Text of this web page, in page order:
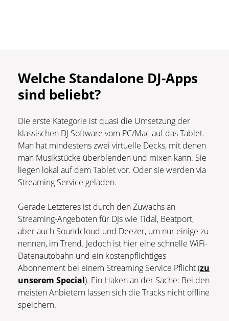
Welche Standalone DJ-Apps
sind beliebt?
Die erste Kategorie ist quasi die Umsetzung der
klassischen DJ Software vom PC/Mac auf das Tablet.
Man hat mindestens zwei virtuelle Decks, mit denen
man Musikstücke überblenden und mixen kann. Sie
liegen lokal auf dem Tablet vor. Oder sie werden via
Streaming Service geladen.
Gerade Letzteres ist durch den Zuwachs an
Streaming-Angeboten für DJs wie Tidal, Beatport,
aber auch Soundcloud und Deezer, um nur einige zu
nennen, im Trend. Jedoch ist hier eine schnelle WiFi-
Datenautobahn und ein kostenpflichtiges
Abonnement bei einem Streaming Service Pflicht (zu
unserem Special). Ein Haken an der Sache: Bei den
meisten Anbietern lassen sich die Tracks nicht offline
speichern.